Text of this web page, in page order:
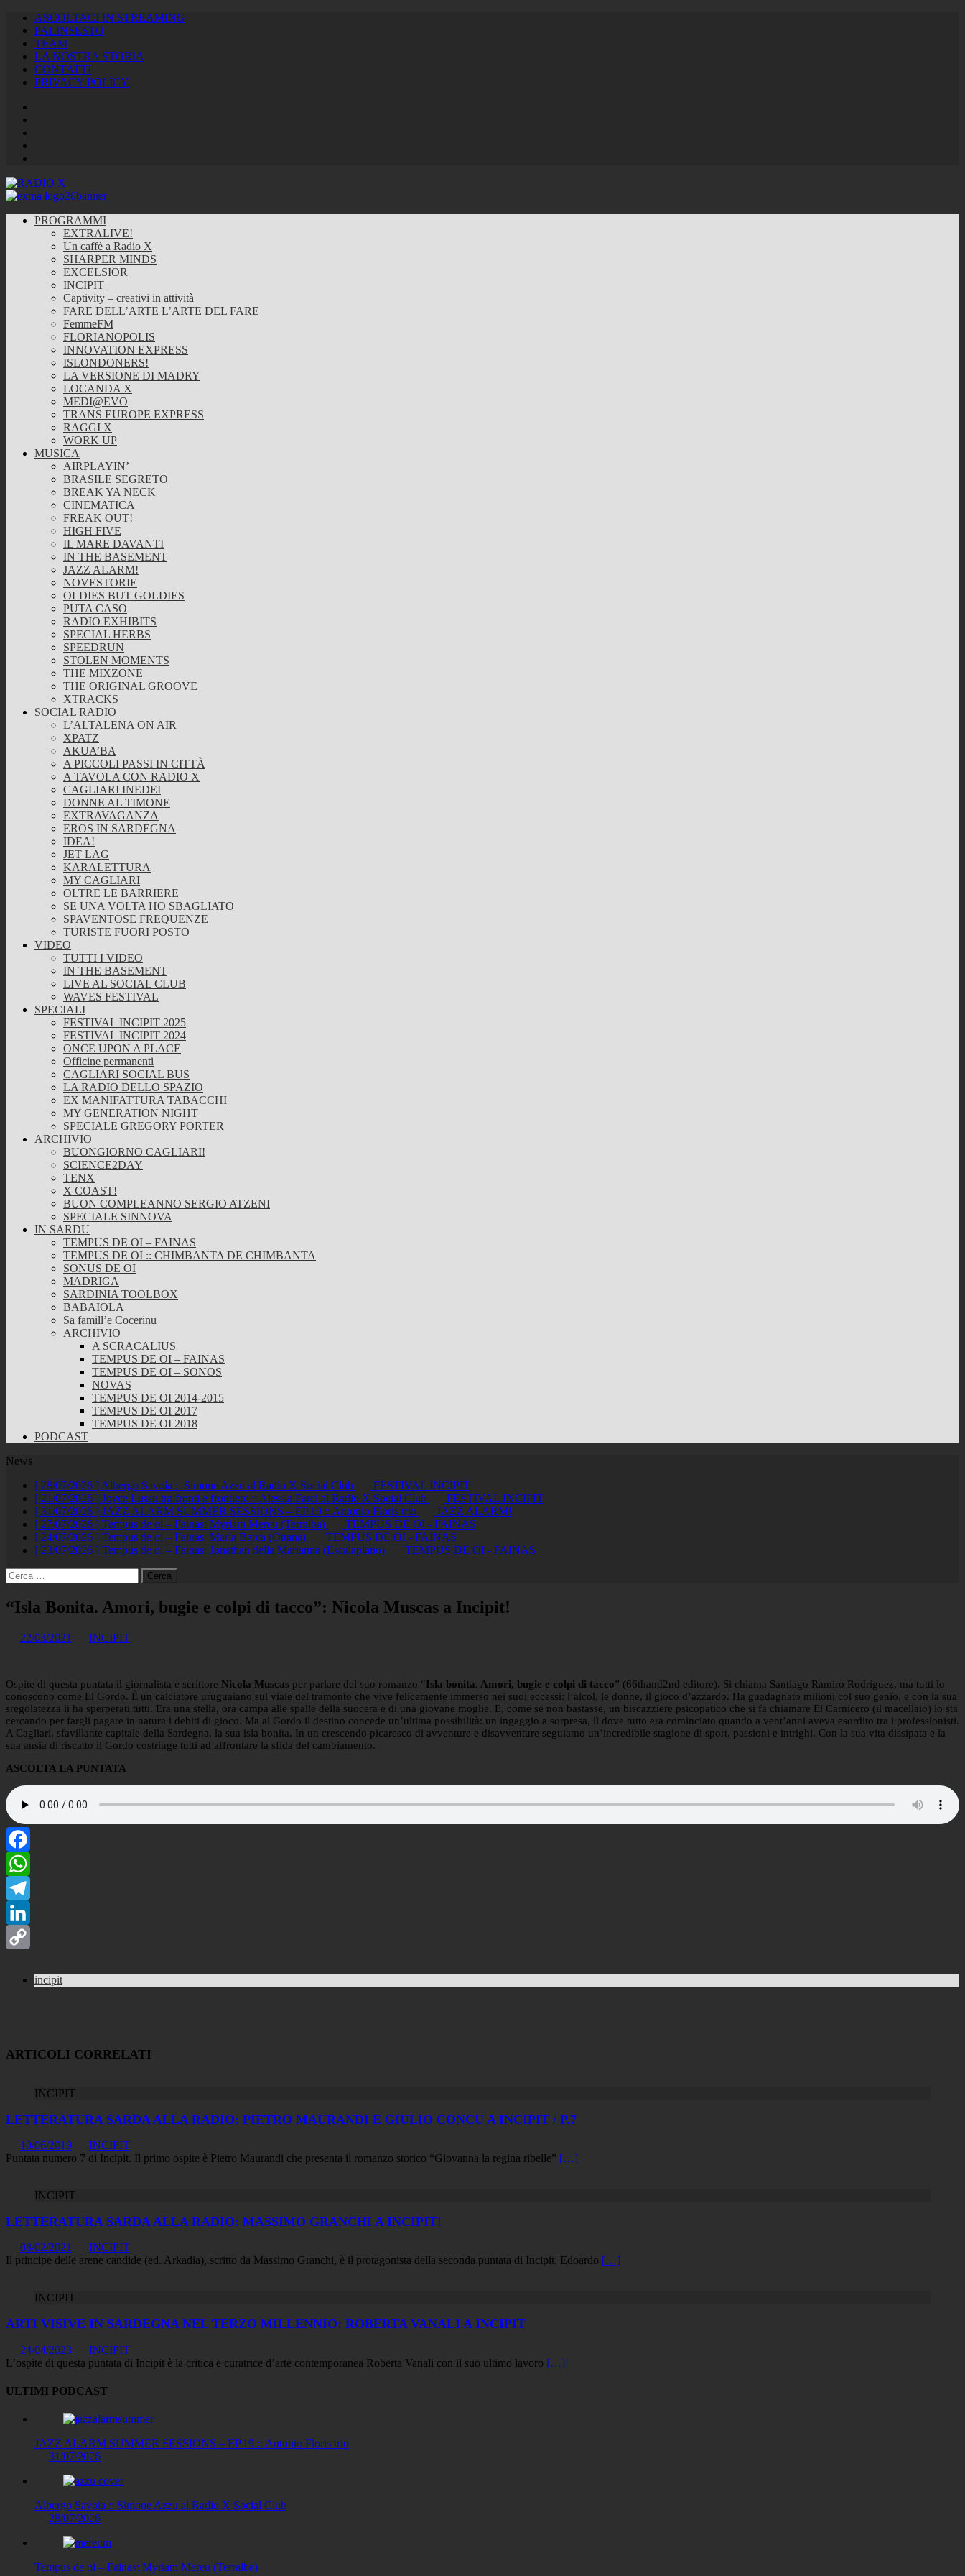
ASCOLTACI IN STREAMING
PALINSESTO
TEAM
LA NOSTRA STORIA
CONTATTI
PRIVACY POLICY
PROGRAMMI
EXTRALIVE!
Un caffè a Radio X
SHARPER MINDS
EXCELSIOR
INCIPIT
Captivity – creativi in attività
FARE DELL’ARTE L’ARTE DEL FARE
FemmeFM
FLORIANOPOLIS
INNOVATION EXPRESS
ISLONDONERS!
LA VERSIONE DI MADRY
LOCANDA X
MEDI@EVO
TRANS EUROPE EXPRESS
RAGGI X
WORK UP
MUSICA
AIRPLAYIN’
BRASILE SEGRETO
BREAK YA NECK
CINEMATICA
FREAK OUT!
HIGH FIVE
IL MARE DAVANTI
IN THE BASEMENT
JAZZ ALARM!
NOVESTORIE
OLDIES BUT GOLDIES
PUTA CASO
RADIO EXHIBITS
SPECIAL HERBS
SPEEDRUN
STOLEN MOMENTS
THE MIXZONE
THE ORIGINAL GROOVE
XTRACKS
SOCIAL RADIO
L’ALTALENA ON AIR
XPATZ
AKUA’BA
A PICCOLI PASSI IN CITTÀ
A TAVOLA CON RADIO X
CAGLIARI INEDEI
DONNE AL TIMONE
EXTRAVAGANZA
EROS IN SARDEGNA
IDEA!
JET LAG
KARALETTURA
MY CAGLIARI
OLTRE LE BARRIERE
SE UNA VOLTA HO SBAGLIATO
SPAVENTOSE FREQUENZE
TURISTE FUORI POSTO
VIDEO
TUTTI I VIDEO
IN THE BASEMENT
LIVE AL SOCIAL CLUB
WAVES FESTIVAL
SPECIALI
FESTIVAL INCIPIT 2025
FESTIVAL INCIPIT 2024
ONCE UPON A PLACE
Officine permanenti
CAGLIARI SOCIAL BUS
LA RADIO DELLO SPAZIO
EX MANIFATTURA TABACCHI
MY GENERATION NIGHT
SPECIALE GREGORY PORTER
ARCHIVIO
BUONGIORNO CAGLIARI!
SCIENCE2DAY
TENX
X COAST!
BUON COMPLEANNO SERGIO ATZENI
SPECIALE SINNOVA
IN SARDU
TEMPUS DE OI – FAINAS
TEMPUS DE OI :: CHIMBANTA DE CHIMBANTA
SONUS DE OI
MADRIGA
SARDINIA TOOLBOX
BABAIOLA
Sa famill’e Cocerinu
ARCHIVIO
A SCRACALIUS
TEMPUS DE OI – FAINAS
TEMPUS DE OI – SONOS
NOVAS
TEMPUS DE OI 2014-2015
TEMPUS DE OI 2017
TEMPUS DE OI 2018
PODCAST
News
[ 28/07/2026 ] Albergo Savoia :: Simone Azzu al Radio X Social Club
FESTIVAL INCIPIT
[ 21/07/2026 ] Joyce Lussu tra fronti e frontiere :: Alessia Farci al Radio X Social Club
FESTIVAL INCIPIT
[ 31/07/2026 ] JAZZ ALARM SUMMER SESSIONS – EP.19 :: Antonio Floris trio
JAZZ ALARM!
[ 27/07/2026 ] Tempus de oi – Fainas: Myriam Mereu (Terralba)
TEMPUS DE OI - FAINAS
[ 24/07/2026 ] Tempus de oi – Fainas: Maria Barca (Ottana)
TEMPUS DE OI - FAINAS
[ 23/07/2026 ] Tempus de oi – Fainas: Jonathan della Marianna (Escalaplano)
TEMPUS DE OI - FAINAS
Ricerca
per:
“Isla Bonita. Amori, bugie e colpi di tacco”: Nicola Muscas a Incipit!
22/03/2021 INCIPIT
Ospite di questa puntata il giornalista e scrittore Nicola Muscas per parlare del suo romanzo “Isla bonita. Amori, bugie e colpi di tacco” (66thand2nd editore). Si chiama Santiago Ramiro Rodríguez, ma tutti lo
conoscono come El Gordo. È un calciatore uruguaiano sul viale del tramonto che vive felicemente immerso nei suoi eccessi: l’alcol, le donne, il gioco d’azzardo. Ha guadagnato milioni col suo genio, e con la sua
sregolatezza li ha sperperati tutti. Era una stella, ora campa alle spalle della suocera e di una giovane moglie. E, come se non bastasse, un biscazziere psicopatico che si fa chiamare El Carnicero (il macellaio) lo sta
cercando per fargli pagare in natura i debiti di gioco. Ma al Gordo il destino concede un’ultima possibilità: un ingaggio a sorpresa, lì dove tutto era cominciato quando a vent’anni aveva esordito tra i professionisti.
A Cagliari, sfavillante capitale della Sardegna, la sua isla bonita. In un crescendo picaresco di avventure e disavventure seguiamo un’incredibile stagione di sport, passioni e intrighi. Con la sua vita dissipata e la
sua ansia di riscatto il Gordo costringe tutti ad affrontare la sfida del cambiamento.
ASCOLTA LA PUNTATA
Facebook
WhatsApp
Telegram
LinkedIn
Link incipit
ARTICOLI CORRELATI
INCIPIT
LETTERATURA SARDA ALLA RADIO: PIETRO MAURANDI E GIULIO CONCU A INCIPIT / P.7
10/06/2019
INCIPIT
Puntata numero 7 di Incipit. Il primo ospite è Pietro Maurandi che presenta il romanzo storico “Giovanna la regina ribelle” […]
INCIPIT
LETTERATURA SARDA ALLA RADIO: MASSIMO GRANCHI A INCIPIT!
08/02/2021
INCIPIT
Il principe delle arene candide (ed. Arkadia), scritto da Massimo Granchi, è il protagonista della seconda puntata di Incipit. Edoardo […]
INCIPIT
ARTI VISIVE IN SARDEGNA NEL TERZO MILLENNIO: ROBERTA VANALI A INCIPIT
24/04/2023
INCIPIT
L’ospite di questa puntata di Incipit è la critica e curatrice d’arte contemporanea Roberta Vanali con il suo ultimo lavoro […]
ULTIMI PODCAST
JAZZ ALARM SUMMER SESSIONS – EP.19 :: Antonio Floris trio
31/07/2026
Albergo Savoia :: Simone Azzu al Radio X Social Club
28/07/2026
Tempus de oi – Fainas: Myriam Mereu (Terralba)